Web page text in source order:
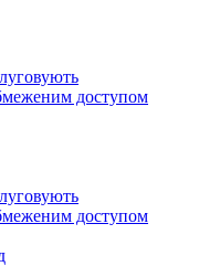
доступом
доступом